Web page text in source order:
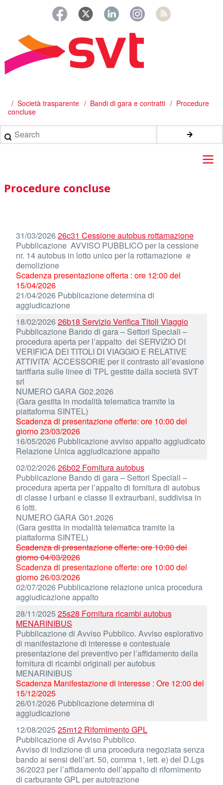
principale
Briciole
di
pane
/ Società trasparente Bandi di gara e contratti
Procedure
concluse
Search
Main
navigation
Procedure concluse
31/03/202626c31 Cessione autobus rottamazione
Pubblicazione AVVISO PUBBLICO per la cessione
nr. 14 autobus in lotto unico per la rottamazione e
demolizione
Scadenza presentazione offerta : ore 12:00 del
15/04/2026
21/04/2026 Pubblicazione determina di
aggiudicazione
18/02/2026 26b18 Servizio Verifica Titoli Viaggio
Pubblicazione Bando di gara – Settori Speciali –
procedura aperta per l’appalto del SERVIZIO DI
VERIFICA DEI TITOLI DI VIAGGIO E RELATIVE
ATTIVITA’ ACCESSORIE per il contrasto all’evasione
tariffaria sulle linee di TPL gestite dalla società SVT
srl
NUMERO GARA G02.2026
(Gara gestita in modalità telematica tramite la
piattaforma SINTEL)
Scadenza di presentazione offerte: ore 10:00 del
giorno 23/03/2026
16/05/2026 Pubblicazione avviso appalto aggiudicato
Relazione Unica aggiudicazione appalto
02/02/202626b02 Fornitura autobus
Pubblicazione Bando di gara – Settori Speciali –
procedura aperta per l’appalto di fornitura di autobus
di classe I urbani e classe II extraurbani, suddivisa in
6 lotti.
NUMERO GARA G01.2026
(Gara gestita in modalità telematica tramite la
piattaforma SINTEL)
Scadenza di presentazione offerte: ore 10:00 del
giorno 04/03/2026
Scadenza di presentazione offerte: ore 10:00 del
giorno 26/03/2026
02/07/2026 Pubblicazione relazione unica procedura
aggiudicazione appalto
28/11/2025 25s28 Fornitura ricambi autobus
MENARINIBUS
Pubblicazione di Avviso Pubblico. Avviso esplorativo
di manifestazione di interesse e contestuale
presentazione del preventivo per l’affidamento della
fornitura di ricambi originali per autobus
MENARINIBUS
Scadenza Manifestazione di interesse : Ore 12:00 del
15/12/2025
26/01/2026 Pubblicazione determina di
aggiudicazione
12/08/2025 25m12 Rifornimento GPL
Pubblicazione di Avviso Pubblico.
Avviso di indizione di una procedura negoziata senza
bando ai sensi dell’art. 50, comma 1, lett. e) del D.Lgs
36/2023 per l’affidamento dell’appalto di rifornimento
di carburante GPL per autotrazione